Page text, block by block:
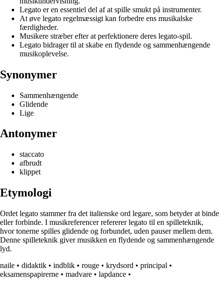
Legato er en essentiel del af at spille smukt på instrumenter.
At øve legato regelmæssigt kan forbedre ens musikalske
færdigheder.
Musikere stræber efter at perfektionere deres legato-spil.
Legato bidrager til at skabe en flydende og sammenhængende
musikoplevelse.
Synonymer
Sammenhængende
Glidende
Lige
Antonymer
staccato
afbrudt
klippet
Etymologi
Ordet legato stammer fra det italienske ord legare, som betyder at binde
eller forbinde. I musikreferencer refererer legato til en spilleteknik,
hvor tonerne spilles glidende og forbundet, uden pauser mellem dem.
Denne spilleteknik giver musikken en flydende og sammenhængende
lyd.
naile • didaktik • indblik • rouge • krydsord • principal •
eksamenspapirerne • madvare • lapdance •